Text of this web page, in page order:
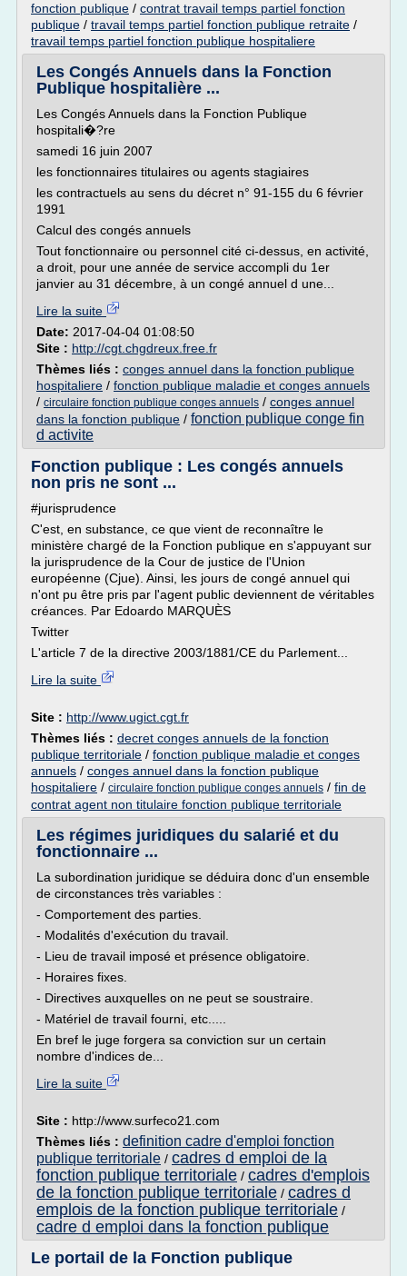
fonction publique / contrat travail temps partiel fonction
publique / travail temps partiel fonction publique retraite /
travail temps partiel fonction publique hospitaliere
Les Congés Annuels dans la Fonction
Publique hospitalière ...
Les Congés Annuels dans la Fonction Publique
hospitali�?re
samedi 16 juin 2007
les fonctionnaires titulaires ou agents stagiaires
les contractuels au sens du décret n° 91-155 du 6 février
1991
Calcul des congés annuels
Tout fonctionnaire ou personnel cité ci-dessus, en activité,
a droit, pour une année de service accompli du 1er
janvier au 31 décembre, à un congé annuel d une...
Lire la suite
Date: 2017-04-04 01:08:50
Site : http://cgt.chgdreux.free.fr
Thèmes liés : conges annuel dans la fonction publique
hospitaliere / fonction publique maladie et conges annuels
/ circulaire fonction publique conges annuels / conges annuel
dans la fonction publique / fonction publique conge fin
d activite
Fonction publique : Les congés annuels
non pris ne sont ...
#jurisprudence
C'est, en substance, ce que vient de reconnaître le
ministère chargé de la Fonction publique en s'appuyant sur
la jurisprudence de la Cour de justice de l'Union
européenne (Cjue). Ainsi, les jours de congé annuel qui
n'ont pu être pris par l'agent public deviennent de véritables
créances. Par Edoardo MARQUÈS
Twitter
L'article 7 de la directive 2003/1881/CE du Parlement...
Lire la suite
Site : http://www.ugict.cgt.fr
Thèmes liés : decret conges annuels de la fonction
publique territoriale / fonction publique maladie et conges
annuels / conges annuel dans la fonction publique
hospitaliere / circulaire fonction publique conges annuels / fin de
contrat agent non titulaire fonction publique territoriale
Les régimes juridiques du salarié et du
fonctionnaire ...
La subordination juridique se déduira donc d'un ensemble
de circonstances très variables :
- Comportement des parties.
- Modalités d'exécution du travail.
- Lieu de travail imposé et présence obligatoire.
- Horaires fixes.
- Directives auxquelles on ne peut se soustraire.
- Matériel de travail fourni, etc.....
En bref le juge forgera sa conviction sur un certain
nombre d'indices de...
Lire la suite
Site : http://www.surfeco21.com
Thèmes liés : definition cadre d'emploi fonction
publique territoriale / cadres d emploi de la
fonction publique territoriale / cadres d'emplois
de la fonction publique territoriale / cadres d
emplois de la fonction publique territoriale /
cadre d emploi dans la fonction publique
Le portail de la Fonction publique